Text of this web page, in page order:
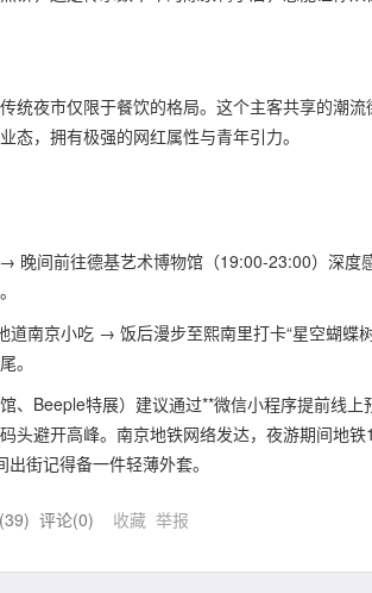
统夜市仅限于餐饮的格局。这个主客共享的潮
态，拥有极强的网红属性与青年引力。
晚间前往德基艺术博物馆（19:00-23:00）深度
道南京小吃 → 饭后漫步至熙南里打卡“星空蝴蝶
。
、Beeple特展）建议通过**微信小程序提前线
头避开高峰。南京地铁网络发达，夜游期间地
街记得备一件轻薄外套。
39) 评论(0) 收藏 举报